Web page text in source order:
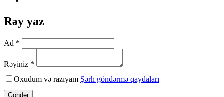
Rəy yaz
Ad *
Rəyiniz *
Oxudum və razıyam Şərh göndərmə qaydaları
Göndər